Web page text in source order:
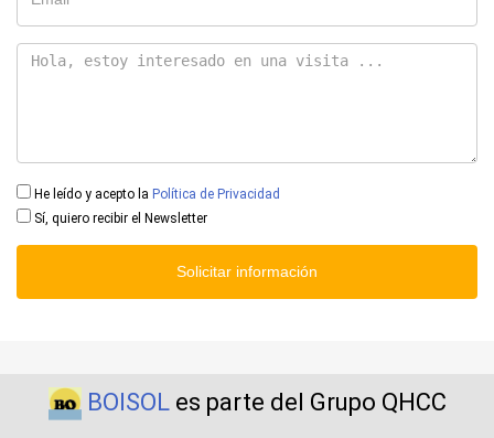
He leído y acepto la Política de Privacidad
Sí, quiero recibir el Newsletter
Solicitar información
BOISOLes parte del Grupo QHCC